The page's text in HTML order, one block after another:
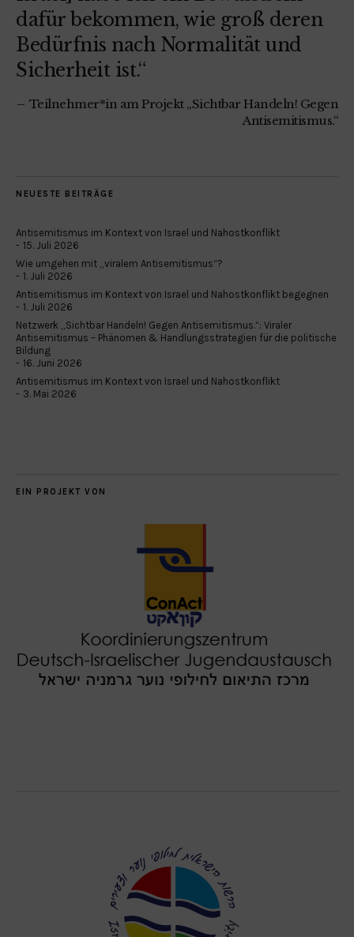
dafür bekommen, wie groß deren
Bedürfnis nach Normalität und
Sicherheit ist.“
Teilnehmer*in am Projekt „Sichtbar Handeln! Gegen
Antisemitismus.“
NEUESTE BEITRÄGE
Antisemitismus im Kontext von Israel und Nahostkonflikt
15. Juli 2026
Wie umgehen mit „viralem Antisemitismus“?
1. Juli 2026
Antisemitismus im Kontext von Israel und Nahostkonflikt begegnen
1. Juli 2026
Netzwerk „Sichtbar Handeln! Gegen Antisemitismus.“: Viraler
Antisemitismus – Phänomen & Handlungsstrategien für die politische
Bildung
16. Juni 2026
Antisemitismus im Kontext von Israel und Nahostkonflikt
3. Mai 2026
EIN PROJEKT VON